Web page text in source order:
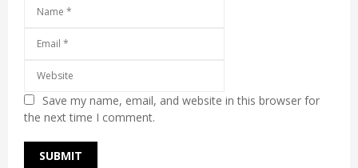
Save my name, email, and website in this browser for
the next time I comment.